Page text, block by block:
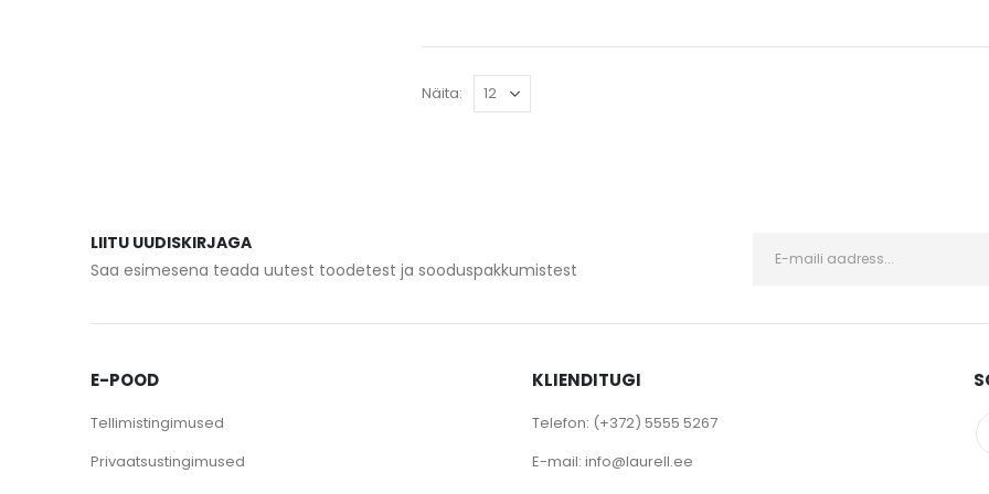
Näita:
LIITU UUDISKIRJAGA
Saa esimesena teada uutest toodetest ja sooduspakkumistest
E-POOD
Tellimistingimused
Privaatsustingimused
KLIENDITUGI
Telefon: (+372) 5555 5267
E-mail: info@laurell.ee